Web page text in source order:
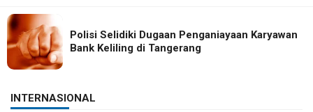
Polisi Selidiki Dugaan Penganiayaan Karyawan
Bank Keliling di Tangerang
INTERNASIONAL